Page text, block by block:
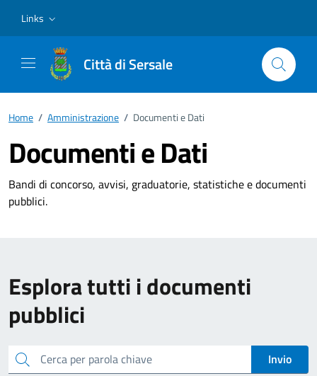
Links
Città di Sersale
Home / Amministrazione / Documenti e Dati
Documenti e Dati
Bandi di concorso, avvisi, graduatorie, statistiche e documenti
pubblici.
Esplora tutti i documenti
pubblici
Cerca
Invio